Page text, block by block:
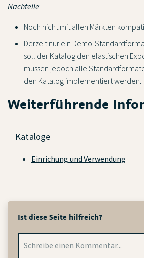
Nachteile:
Noch nicht mit allen Märkten
Derzeit nur ein Demo-
soll der Katalog den elastischen
müssen jedoch alle
den Katalog implementiert werden.
Weiterführende
Kataloge
Einrichung und Verwendung
Ist diese Seite hilfreich?